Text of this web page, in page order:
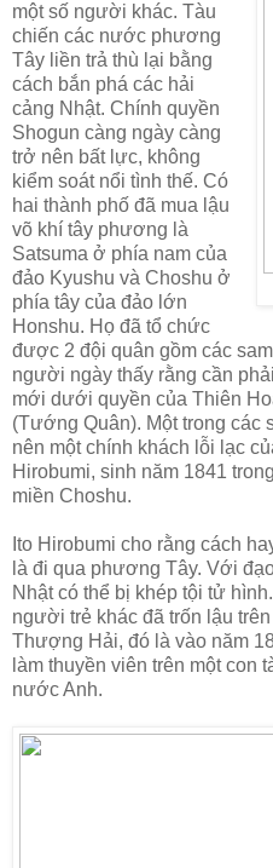
một số người khác. Tàu
chiến các nước phương
Tây liền trả thù lại bằng
cách bắn phá các hải
cảng Nhật. Chính quyền
Shogun càng ngày càng
trở nên bất lực, không
kiểm soát nổi tình thế. Có
hai thành phố đã mua lậu
võ khí tây phương là
Satsuma ở phía nam của
đảo Kyushu và Choshu ở
phía tây của đảo lớn
Honshu. Họ đã tổ chức
được 2 đội quân gồm các
người ngày thấy rằng cần
mới dưới quyền của Thiên
(Tướng Quân). Một trong các
nên một chính khách lỗi lạc
Hirobumi, sinh năm 1841
miền Choshu.
Ito Hirobumi cho rằng cách
là đi qua phương Tây. Với
Nhật có thể bị khép tội tử
người trẻ khác đã trốn lậu
Thượng Hải, đó là vào năm
làm thuyền viên trên một con
nước Anh.